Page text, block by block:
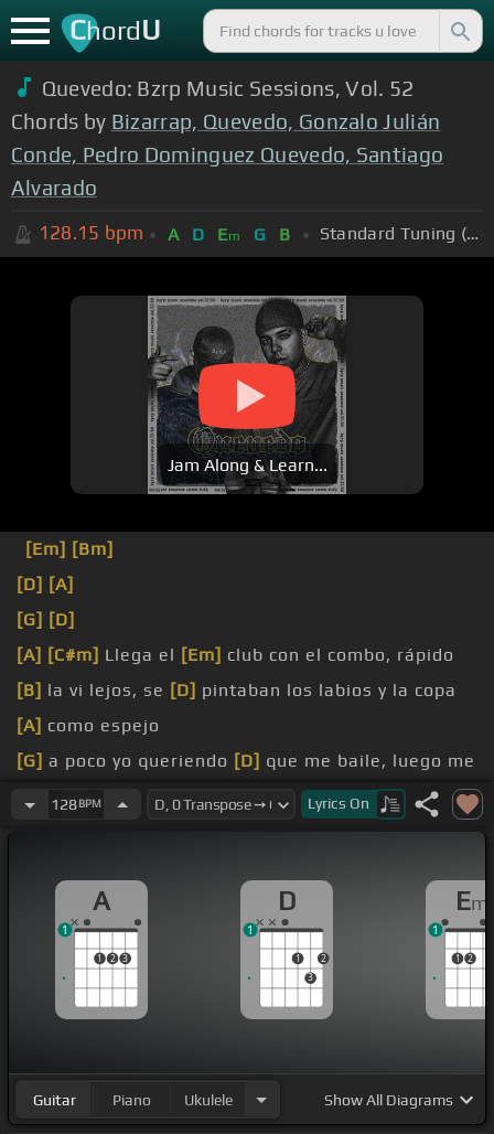
ChordU
Quevedo: Bzrp Music Sessions, Vol. 52
Chords by Bizarrap, Quevedo, Gonzalo Julián
Conde, Pedro Dominguez Quevedo, Santiago
Alvarado
128.15 bpm A D Em G B Standard Tuning (EADGBE)
Jam Along & Learn...
[Em] [Bm]
[D] [A]
[G] [D]
[A] [C#m] Llega el [Em] club con el combo, rápido
[B] la vi lejos, se [D] pintaban los labios y la copa
[A] como espejo
[G] a poco yo queriendo [D] que me baile, luego me
dijo[A]vamos que te enseño buenos aires
la boom, y con la nota
las noches y nos dormimos
a las diez, ando
rezando[A]la diopa a repetirlo otra
en un, empezamos [B]la boom, y
con la
nota
[D]rápido nos dieron la tres
128BPM Lyrics On
A
1 2 3
1
D
1
3
2
1
Em
1 2
1
Guitar Piano Ukulele ShowAll Diagrams